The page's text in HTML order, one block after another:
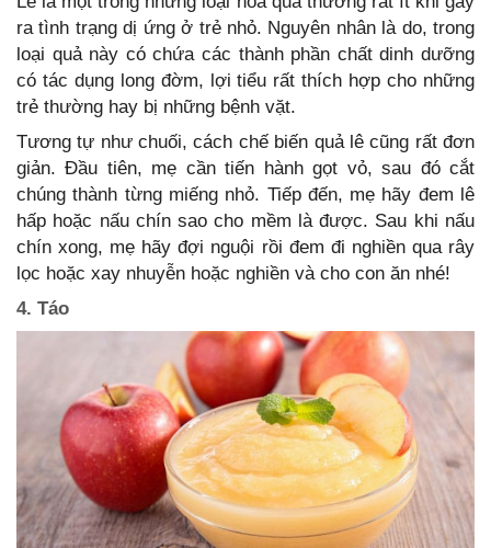
ra tình trạng dị ứng ở trẻ nhỏ. Nguyên nhân là do, trong
loại quả này có chứa các thành phần chất dinh dưỡng
có tác dụng long đờm, lợi tiểu rất thích hợp cho những
trẻ thường hay bị những bệnh vặt.
Tương tự như chuối, cách chế biến quả lê cũng rất đơn
giản. Đầu tiên, mẹ cần tiến hành gọt vỏ, sau đó cắt
chúng thành từng miếng nhỏ. Tiếp đến, mẹ hãy đem lê
hấp hoặc nấu chín sao cho mềm là được. Sau khi nấu
chín xong, mẹ hãy đợi nguội rồi đem đi nghiền qua rây
lọc hoặc xay nhuyễn hoặc nghiền và cho con ăn nhé!
4. Táo